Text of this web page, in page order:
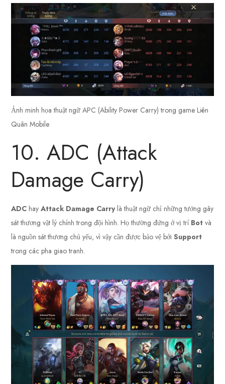
Ảnh minh họa thuật ngữ APC (Ability Power Carry) trong game Liên
Quân Mobile
10. ADC (Attack
Damage Carry)
ADC hayAttack Damage Carrylà thuật ngữ chỉ những tướng gây
sát thương vật lý chính trong đội hình. Họ thường đứng ở vị trí Bot và
là nguồn sát thương chủ yếu, vì vậy cần được bảo vệ bởiSupport
trong các pha giao tranh.